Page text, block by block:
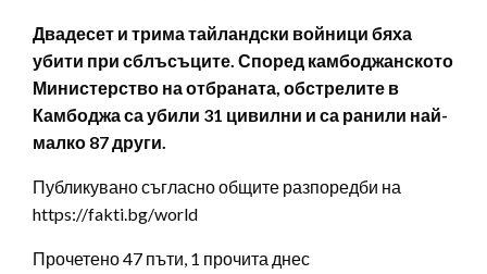
Двадесет и трима тайландски войници бяха
убити при сблъсъците. Според камбоджанското
Министерство на отбраната, обстрелите в
Камбоджа са убили 31 цивилни и са ранили най-
малко 87 други.
Публикувано съгласно общите разпоредби на
https://fakti.bg/world
Прочетено 47 пъти, 1 прочита днес